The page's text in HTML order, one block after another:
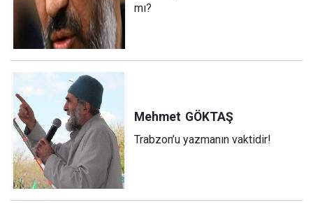
mı?
Mehmet GÖKTAŞ
Trabzon’u yazmanın vaktidir!